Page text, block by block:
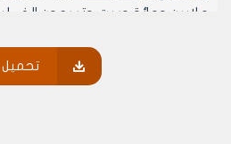
ملايين ومائة وست وتسعون الف
21/2/2001 الموقع مع السيد
تحميل